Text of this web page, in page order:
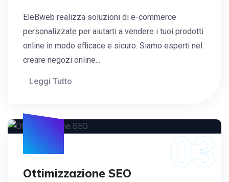
EleBweb realizza soluzioni di e-commerce
personalizzate per aiutarti a vendere i tuoi prodotti
online in modo efficace e sicuro. Siamo esperti nel
creare negozi online...
Leggi Tutto
Ottimizzazione SEO 03